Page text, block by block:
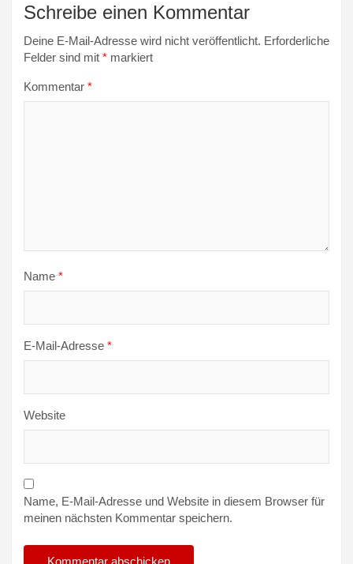
Schreibe einen Kommentar
Deine E-Mail-Adresse wird nicht veröffentlicht. Erforderliche
Felder sind mit * markiert
Kommentar *
Name *
E-Mail-Adresse *
Website
Name, E-Mail-Adresse und Website in diesem Browser für
meinen nächsten Kommentar speichern.